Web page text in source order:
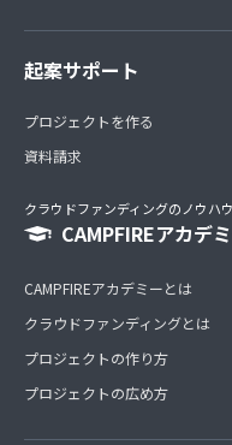
起案サポート
プロジェクトを作る
資料請求
クラウドファンディングのノウハ
CAMPFIREアカデ
CAMPFIREアカデミーとは
クラウドファンディングとは
プロジェクトの作り方
プロジェクトの広め方